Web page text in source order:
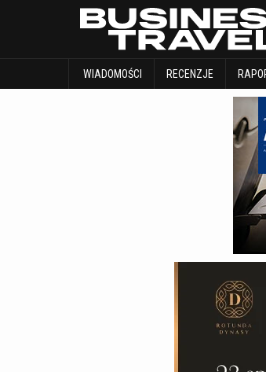
WIADOMOŚCI RECENZJE
WIADOMOŚCI